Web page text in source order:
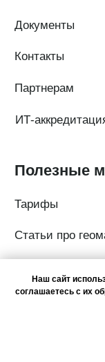
Наш сайт
соглашаетесь с их